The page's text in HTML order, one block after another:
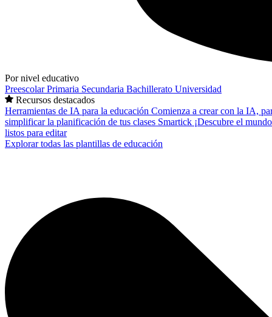
Por nivel educativo
PreescolarPrimaria Secundaria Bachillerato Universidad
Recursos destacados
Herramientas de IA para la educación Comienza a crear con la IA,
simplificar la planificación de tus clases Smartick ¡Descubre el
listos para editar
Explorar todas las plantillas de educación